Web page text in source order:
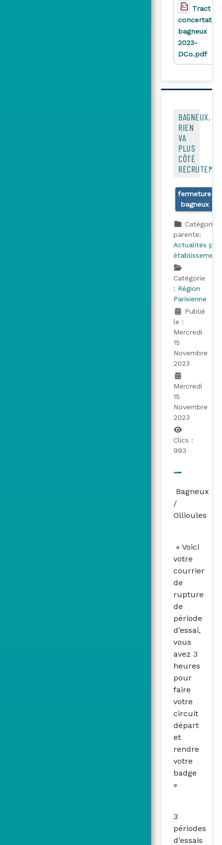
Tract
bagneux
2023-
DCo.pdf
BAGNEUX,
RIEN
VA
PLUS
CÔTÉ
fermeture
bagneux
Catégorie
parente:
Actualités par
Catégorie
: Région
Parisienne
Publié
le :
Mercredi
15
Novembre
2023
Mercredi
15
Novembre
2023
Clics :
993
Bagneux
/
Ollioules
« Voici
votre
courrier
de
rupture
de
période
d’essai,
vous
avez 3
heures
pour
faire
votre
circuit
départ
et
rendre
votre
badge
»
3
périodes
d’essais